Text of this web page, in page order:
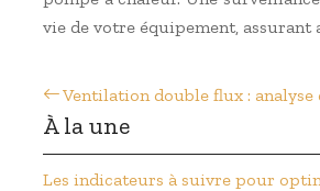
vie de votre équipement,
Ventilation double flux :
À la une
Les indicateurs à suivre pour